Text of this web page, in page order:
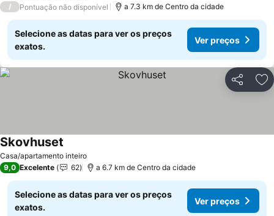
/ Pontuação não disponível a 7.3 km de Centro da cidade
Selecione as datas para ver os preços
exatos.
Ver preços
Partilhar
Casa/apartamento inteiro
Skovhuset
9,0 Excelente 62 a 6.7 km de Centro da cidade
Selecione as datas para ver os preços
exatos.
Ver preços